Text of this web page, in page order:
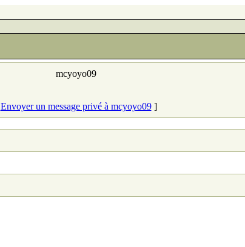
mcyoyo09
Envoyer un message privé à mcyoyo09]